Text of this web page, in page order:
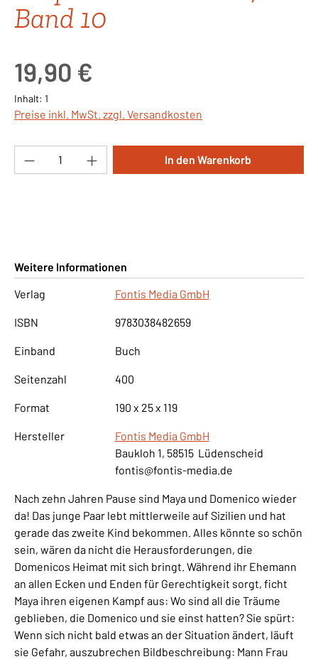
Band 10
19,90 €
Inhalt: 1
Preise inkl. MwSt. zzgl. Versandkosten
Produkt Anzahl: Gib den gewünschten
In den Warenkorb
Weitere Informationen
Verlag
Fontis Media GmbH
ISBN 9783038482659
Einband Buch
Seitenzahl 400
Format 190 x 25 x 119
Hersteller
Fontis Media GmbH
Baukloh 1, 58515 Lüdenscheid
fontis@fontis-media.de
Nach zehn Jahren Pause sind Maya und Domenico wieder
da! Das junge Paar lebt mittlerweile auf Sizilien und hat
gerade das zweite Kind bekommen. Alles könnte so schön
sein, wären da nicht die Herausforderungen, die
Domenicos Heimat mit sich bringt. Während ihr Ehemann
an allen Ecken und Enden für Gerechtigkeit sorgt, ficht
Maya ihren eigenen Kampf aus: Wo sind all die Träume
geblieben, die Domenico und sie einst hatten? Sie spürt:
Wenn sich nicht bald etwas an der Situation ändert, läuft
sie Gefahr, auszubrechen Bildbeschreibung: Mann Frau